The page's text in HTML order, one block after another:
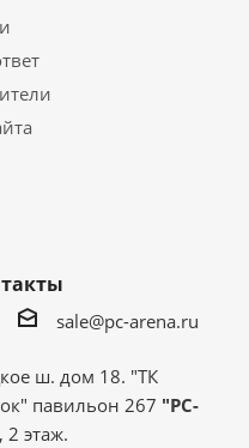
sale@pc-arena.ru
ш. дом 18. "ТК
павильон 267 "PC-
, 2 этаж.